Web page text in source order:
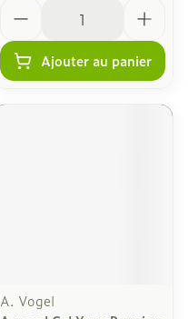
Ajouter au panier
A. Vogel